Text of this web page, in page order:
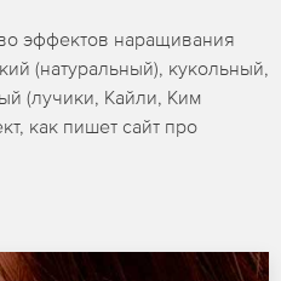
эффектов наращивания
(натуральный), кукольный,
(лучики, Кайли, Ким
как пишет сайт про